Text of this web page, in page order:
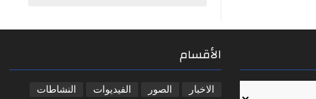
الأقسام
الاخبار الصور الفيديوات النشاطات